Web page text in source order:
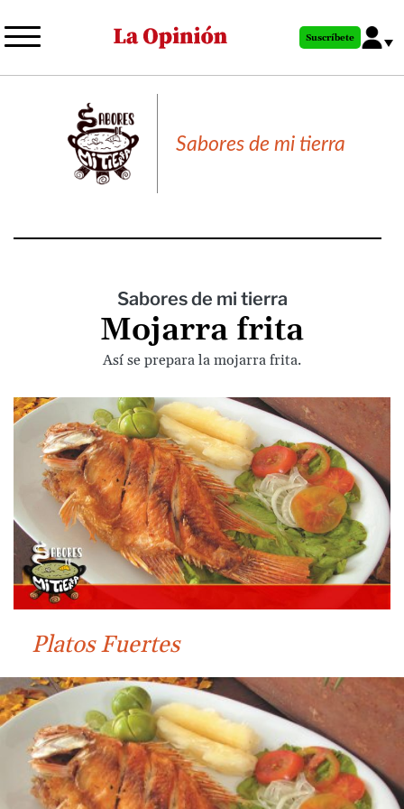
al
principal
Suscríbete
Sabores de mi tierra
Sabores de mi tierra
Mojarra frita
Así se prepara la mojarra frita.
Platos Fuertes